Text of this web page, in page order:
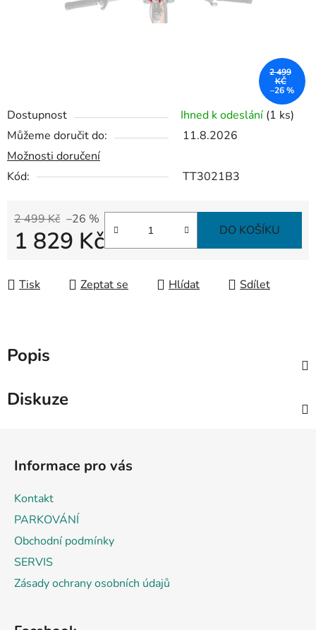
Dostupnost Ihned k odeslání (1 ks)
Můžeme doručit do:
11.8.2026
Možnosti doručení
Kód:
TT3021B3
2 499 Kč –26 %
1 829 Kč DO KOŠÍKU
Tisk Zeptat se Hlídat Sdílet
2 499
KČ
–26 %
Popis
Diskuze
Informace pro vás
Kontakt
PARKOVÁNÍ
Obchodní podmínky
SERVIS
Zásady ochrany osobních údajů